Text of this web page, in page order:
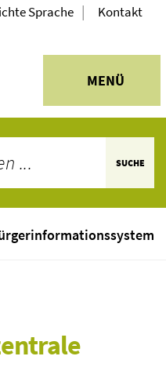
MENÜ
Sprache | Kontakt
SUCHE